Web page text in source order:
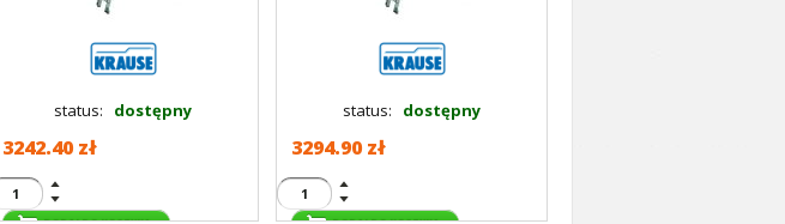
status: dostępny
3242.40 zł
status: dostępny
3294.90 zł